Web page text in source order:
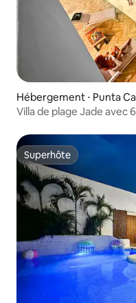
Hébergement ⋅ Punta
Villa de plage Jade avec
Superhôte
Superhôte